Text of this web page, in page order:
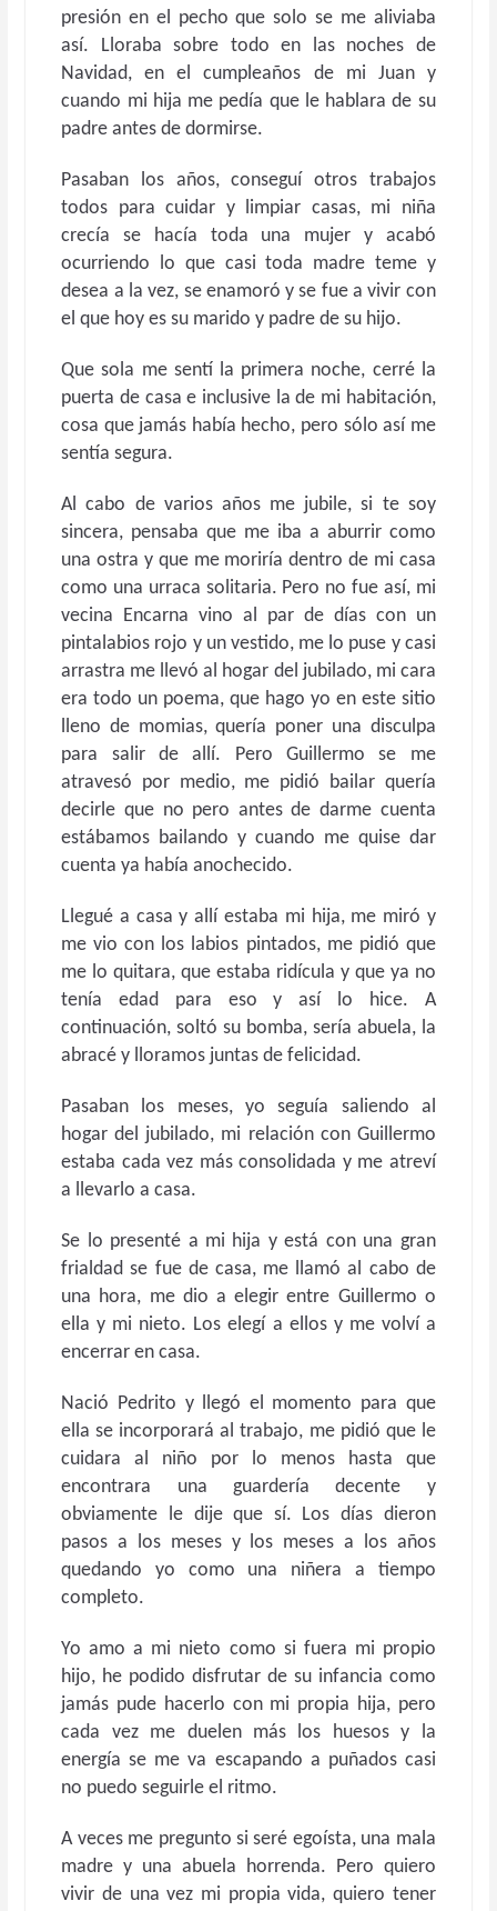
presión en el pecho que solo se me aliviaba
así. Lloraba sobre todo en las noches de
Navidad, en el cumpleaños de mi Juan y
cuando mi hija me pedía que le hablara de su
padre antes de dormirse.
Pasaban los años, conseguí otros trabajos
todos para cuidar y limpiar casas, mi niña
crecía se hacía toda una mujer y acabó
ocurriendo lo que casi toda madre teme y
desea a la vez, se enamoró y se fue a vivir con
el que hoy es su marido y padre de su hijo.
Que sola me sentí la primera noche, cerré la
puerta de casa e inclusive la de mi habitación,
cosa que jamás había hecho, pero sólo así me
sentía segura.
Al cabo de varios años me jubile, si te soy
sincera, pensaba que me iba a aburrir como
una ostra y que me moriría dentro de mi casa
como una urraca solitaria. Pero no fue así, mi
vecina Encarna vino al par de días con un
pintalabios rojo y un vestido, me lo puse y casi
arrastra me llevó al hogar del jubilado, mi cara
era todo un poema, que hago yo en este sitio
lleno de momias, quería poner una disculpa
para salir de allí. Pero Guillermo se me
atravesó por medio, me pidió bailar quería
decirle que no pero antes de darme cuenta
estábamos bailando y cuando me quise dar
cuenta ya había anochecido.
Llegué a casa y allí estaba mi hija, me miró y
me vio con los labios pintados, me pidió que
me lo quitara, que estaba ridícula y que ya no
tenía edad para eso y así lo hice. A
continuación, soltó su bomba, sería abuela, la
abracé y lloramos juntas de felicidad.
Pasaban los meses, yo seguía saliendo al
hogar del jubilado, mi relación con Guillermo
estaba cada vez más consolidada y me atreví
a llevarlo a casa.
Se lo presenté a mi hija y está con una gran
frialdad se fue de casa, me llamó al cabo de
una hora, me dio a elegir entre Guillermo o
ella y mi nieto. Los elegí a ellos y me volví a
encerrar en casa.
Nació Pedrito y llegó el momento para que
ella se incorporará al trabajo, me pidió que le
cuidara al niño por lo menos hasta que
encontrara una guardería decente y
obviamente le dije que sí. Los días dieron
pasos a los meses y los meses a los años
quedando yo como una niñera a tiempo
completo.
Yo amo a mi nieto como si fuera mi propio
hijo, he podido disfrutar de su infancia como
jamás pude hacerlo con mi propia hija, pero
cada vez me duelen más los huesos y la
energía se me va escapando a puñados casi
no puedo seguirle el ritmo.
A veces me pregunto si seré egoísta, una mala
madre y una abuela horrenda. Pero quiero
vivir de una vez mi propia vida, quiero tener